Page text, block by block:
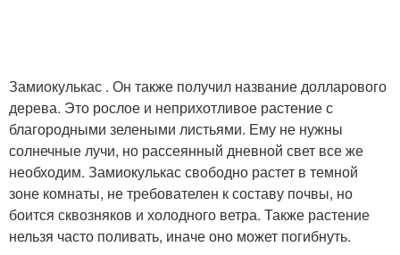
Замиокулькас . Он также получил название долларового
дерева. Это рослое и неприхотливое растение с
благородными зелеными листьями. Ему не нужны
солнечные лучи, но рассеянный дневной свет все же
необходим. Замиокулькас свободно растет в темной
зоне комнаты, не требователен к составу почвы, но
боится сквозняков и холодного ветра. Также растение
нельзя часто поливать, иначе оно может погибнуть.